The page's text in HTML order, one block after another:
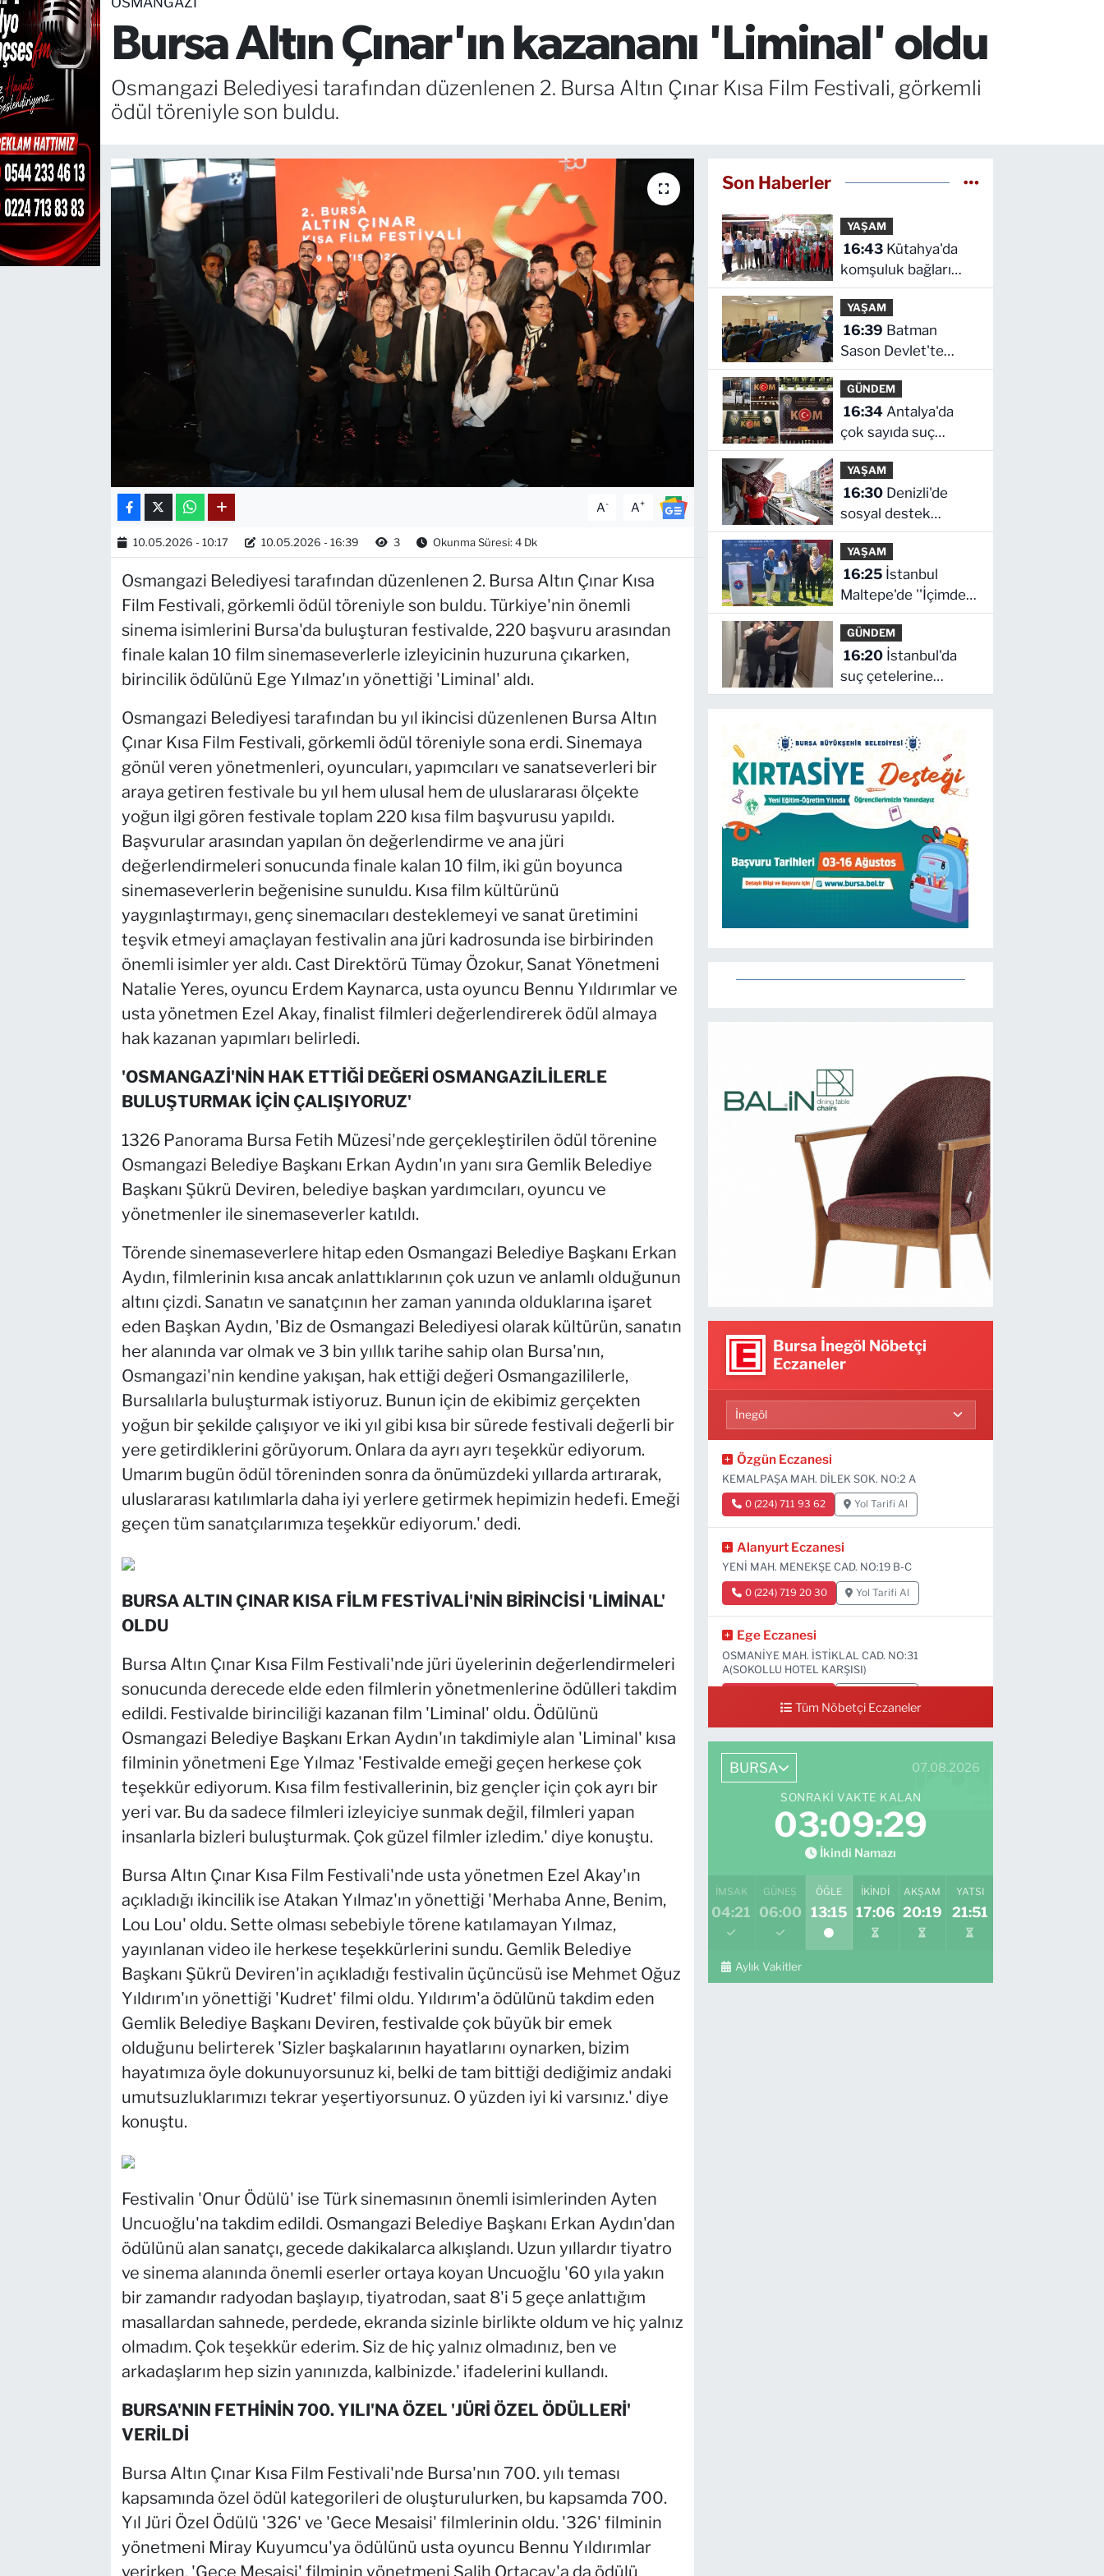
Bursa Altın Çınar'ın kazananı 'Liminal' oldu
Osmangazi Belediyesi tarafından düzenlenen 2. Bursa Altın Çınar Kısa Film Festivali, görkemli
ödül töreniyle son buldu.
A- A+
10.05.2026 - 10:17 10.05.2026 - 16:39 3 Okunma Süresi: 4 Dk
Osmangazi Belediyesi tarafından düzenlenen 2. Bursa Altın Çınar Kısa
Film Festivali, görkemli ödül töreniyle son buldu. Türkiye'nin önemli
sinema isimlerini Bursa'da buluşturan festivalde, 220 başvuru arasından
finale kalan 10 film sinemaseverlerle izleyicinin huzuruna çıkarken,
birincilik ödülünü Ege Yılmaz'ın yönettiği 'Liminal' aldı.
Osmangazi Belediyesi tarafından bu yıl ikincisi düzenlenen Bursa Altın
Çınar Kısa Film Festivali, görkemli ödül töreniyle sona erdi. Sinemaya
gönül veren yönetmenleri, oyuncuları, yapımcıları ve sanatseverleri bir
araya getiren festivale bu yıl hem ulusal hem de uluslararası ölçekte
yoğun ilgi gören festivale toplam 220 kısa film başvurusu yapıldı.
Başvurular arasından yapılan ön değerlendirme ve ana jüri
değerlendirmeleri sonucunda finale kalan 10 film, iki gün boyunca
sinemaseverlerin beğenisine sunuldu. Kısa film kültürünü
yaygınlaştırmayı, genç sinemacıları desteklemeyi ve sanat üretimini
teşvik etmeyi amaçlayan festivalin ana jüri kadrosunda ise birbirinden
önemli isimler yer aldı. Cast Direktörü Tümay Özokur, Sanat Yönetmeni
Natalie Yeres, oyuncu Erdem Kaynarca, usta oyuncu Bennu Yıldırımlar ve
usta yönetmen Ezel Akay, finalist filmleri değerlendirerek ödül almaya
hak kazanan yapımları belirledi.
'OSMANGAZİ'NİN HAK ETTİĞİ DEĞERİ OSMANGAZİLİLERLE
BULUŞTURMAK İÇİN ÇALIŞIYORUZ'
1326 Panorama Bursa Fetih Müzesi'nde gerçekleştirilen ödül törenine
Osmangazi Belediye Başkanı Erkan Aydın'ın yanı sıra Gemlik Belediye
Başkanı Şükrü Deviren, belediye başkan yardımcıları, oyuncu ve
yönetmenler ile sinemaseverler katıldı.
Törende sinemaseverlere hitap eden Osmangazi Belediye Başkanı Erkan
Aydın, filmlerinin kısa ancak anlattıklarının çok uzun ve anlamlı olduğunun
altını çizdi. Sanatın ve sanatçının her zaman yanında olduklarına işaret
eden Başkan Aydın, 'Biz de Osmangazi Belediyesi olarak kültürün, sanatın
her alanında var olmak ve 3 bin yıllık tarihe sahip olan Bursa'nın,
Osmangazi'nin kendine yakışan, hak ettiği değeri Osmangazililerle,
Bursalılarla buluşturmak istiyoruz. Bunun için de ekibimiz gerçekten
yoğun bir şekilde çalışıyor ve iki yıl gibi kısa bir sürede festivali değerli bir
yere getirdiklerini görüyorum. Onlara da ayrı ayrı teşekkür ediyorum.
Umarım bugün ödül töreninden sonra da önümüzdeki yıllarda artırarak,
uluslararası katılımlarla daha iyi yerlere getirmek hepimizin hedefi. Emeği
geçen tüm sanatçılarımıza teşekkür ediyorum.' dedi.
BURSA ALTIN ÇINAR KISA FİLM FESTİVALİ'NİN BİRİNCİSİ 'LİMİNAL'
OLDU
Bursa Altın Çınar Kısa Film Festivali'nde jüri üyelerinin değerlendirmeleri
sonucunda derecede elde eden filmlerin yönetmenlerine ödülleri takdim
edildi. Festivalde birinciliği kazanan film 'Liminal' oldu. Ödülünü
Osmangazi Belediye Başkanı Erkan Aydın'ın takdimiyle alan 'Liminal' kısa
filminin yönetmeni Ege Yılmaz 'Festivalde emeği geçen herkese çok
teşekkür ediyorum. Kısa film festivallerinin, biz gençler için çok ayrı bir
yeri var. Bu da sadece filmleri izleyiciye sunmak değil, filmleri yapan
insanlarla bizleri buluşturmak. Çok güzel filmler izledim.' diye konuştu.
Bursa Altın Çınar Kısa Film Festivali'nde usta yönetmen Ezel Akay'ın
açıkladığı ikincilik ise Atakan Yılmaz'ın yönettiği 'Merhaba Anne, Benim,
Lou Lou' oldu. Sette olması sebebiyle törene katılamayan Yılmaz,
yayınlanan video ile herkese teşekkürlerini sundu. Gemlik Belediye
Başkanı Şükrü Deviren'in açıkladığı festivalin üçüncüsü ise Mehmet Oğuz
Yıldırım'ın yönettiği 'Kudret' filmi oldu. Yıldırım'a ödülünü takdim eden
Gemlik Belediye Başkanı Deviren, festivalde çok büyük bir emek
olduğunu belirterek 'Sizler başkalarının hayatlarını oynarken, bizim
hayatımıza öyle dokunuyorsunuz ki, belki de tam bittiği dediğimiz andaki
umutsuzluklarımızı tekrar yeşertiyorsunuz. O yüzden iyi ki varsınız.' diye
konuştu.
Festivalin 'Onur Ödülü' ise Türk sinemasının önemli isimlerinden Ayten
Uncuoğlu'na takdim edildi. Osmangazi Belediye Başkanı Erkan Aydın'dan
ödülünü alan sanatçı, gecede dakikalarca alkışlandı. Uzun yıllardır tiyatro
ve sinema alanında önemli eserler ortaya koyan Uncuoğlu '60 yıla yakın
bir zamandır radyodan başlayıp, tiyatrodan, saat 8'i 5 geçe anlattığım
masallardan sahnede, perdede, ekranda sizinle birlikte oldum ve hiç yalnız
olmadım. Çok teşekkür ederim. Siz de hiç yalnız olmadınız, ben ve
arkadaşlarım hep sizin yanınızda, kalbinizde.' ifadelerini kullandı.
BURSA'NIN FETHİNİN 700. YILI'NA ÖZEL 'JÜRİ ÖZEL ÖDÜLLERİ'
VERİLDİ
Bursa Altın Çınar Kısa Film Festivali'nde Bursa'nın 700. yılı teması
kapsamında özel ödül kategorileri de oluşturulurken, bu kapsamda 700.
Yıl Jüri Özel Ödülü '326' ve 'Gece Mesaisi' filmlerinin oldu. '326' filminin
yönetmeni Miray Kuyumcu'ya ödülünü usta oyuncu Bennu Yıldırımlar
verirken, 'Gece Mesaisi' filminin yönetmeni Salih Ortaçay'a da ödülü
Son Haberler
YAŞAM
16:43
komşuluk bağları
güçleniyor
YAŞAM
16:39
Sason Devlet'te
çalışanların talepleri
dinlendi
GÜNDEM
16:34
çok sayıda suç
unsuru ele geçirildi
YAŞAM
16:30
sosyal destek
projeleri dar gelirliye
umut oluyor
YAŞAM
16:25
Maltepe'de ''İçimdeki
Sahne Atölyesi''
katılımcıları
belgelerini aldı
GÜNDEM
16:20
suç çetelerine
operasyon!
Bursa İnegöl Nöbetçi
Eczaneler
Özgün Eczanesi
KEMALPAŞA MAH. DİLEK SOK. NO:2 A
0 (224) 711 93 62 Yol Tarifi Al
Alanyurt Eczanesi
YENİ MAH. MENEKŞE CAD. NO:19 B-C
0 (224) 719 20 30 Yol Tarifi Al
Ege Eczanesi
OSMANİYE MAH. İSTİKLAL CAD. NO:31
A(SOKOLLU HOTEL KARŞISI)
Tüm Nöbetçi Eczaneler
BURSA 07.08.2026
SONRAKI VAKTE KALAN
03:09:28
İkindi Namazı
İMSAK
04:21
GÜNEŞ
06:00
ÖĞLE
13:15
İKINDI
17:06
AKŞAM
20:19
YATSI
21:51
Aylık Vakitler
TEKNOLOJİ
CANLI DİNLE
RESMİ İLANLAR
Gencsesfm Canlı Dinle